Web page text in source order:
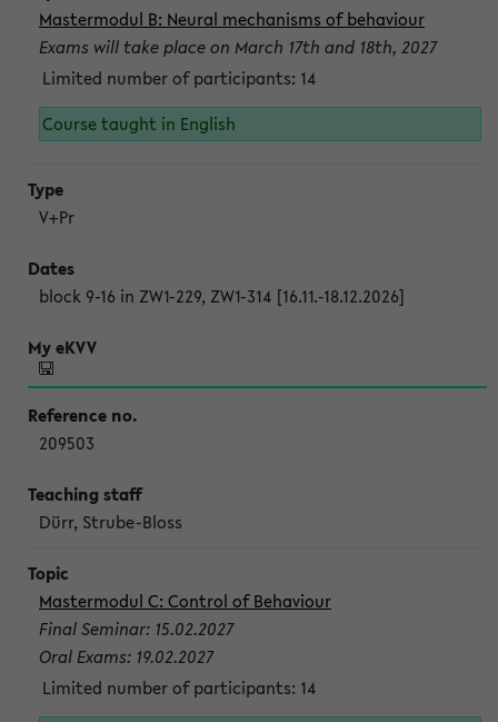
Mastermodul B: Neural mechanisms of behaviour
Exams will take place on March 17th and 18th, 2027
Limited number of participants: 14
Course taught in English
V+Pr
block 9-16 in ZW1-229, ZW1-314 [16.11.-18.12.2026]
209503
Dürr, Strube-Bloss
Mastermodul C: Control of Behaviour
Final Seminar: 15.02.2027
Oral Exams: 19.02.2027
Limited number of participants: 14